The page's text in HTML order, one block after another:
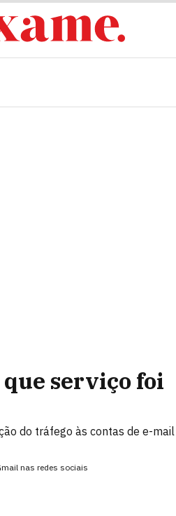
serviço foi
do tráfego às contas de e-mail
nas redes sociais